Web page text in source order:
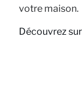
votre maison.
Découvrez